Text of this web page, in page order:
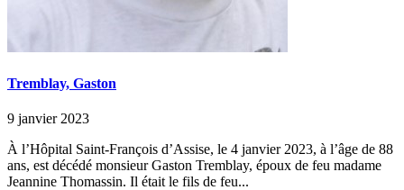
Tremblay, Gaston
9 janvier 2023
À l’Hôpital Saint-François d’Assise, le 4 janvier 2023, à l’âge de 88
ans, est décédé monsieur Gaston Tremblay, époux de feu madame
Jeannine Thomassin. Il était le fils de feu...